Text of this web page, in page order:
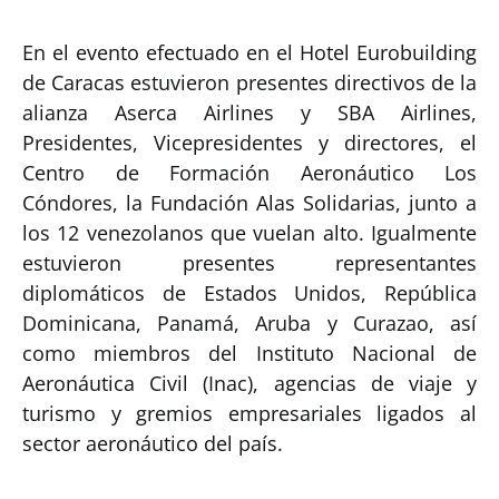
En el evento efectuado en el Hotel Eurobuilding
de Caracas estuvieron presentes directivos de la
alianza Aserca Airlines y SBA Airlines,
Presidentes, Vicepresidentes y directores, el
Centro de Formación Aeronáutico Los
Cóndores, la Fundación Alas Solidarias, junto a
los 12 venezolanos que vuelan alto. Igualmente
estuvieron presentes representantes
diplomáticos de Estados Unidos, República
Dominicana, Panamá, Aruba y Curazao, así
como miembros del Instituto Nacional de
Aeronáutica Civil (Inac), agencias de viaje y
turismo y gremios empresariales ligados al
sector aeronáutico del país.